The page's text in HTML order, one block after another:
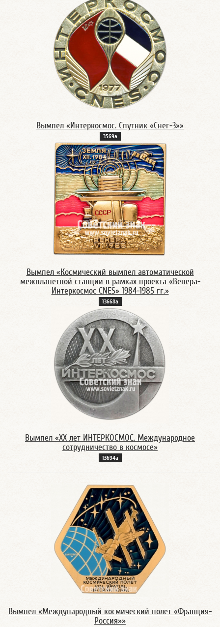
Вымпел «Интеркосмос. Спутник «Снег-3»»
3569а
Вымпел «Космический вымпел автоматической
межпланетной станции в рамках проекта «Венера-
Интеркосмос CNES» 1984-1985 гг.»
13668а
Вымпел «ХХ лет ИНТЕРКОСМОС. Международное
сотрудничество в космосе»
13694а
Вымпел «Международный космический полет «Франция-
Россия»»